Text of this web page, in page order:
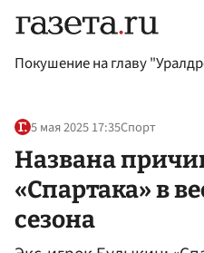
Покушение на главу
5 мая 2025 17:35Спорт
Названа
«Спартака» в
сезона